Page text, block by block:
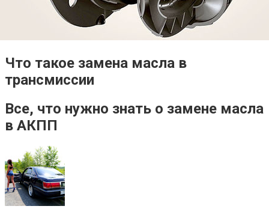
Что такое замена масла в
трансмиссии
Все, что нужно знать о замене масла
в АКПП